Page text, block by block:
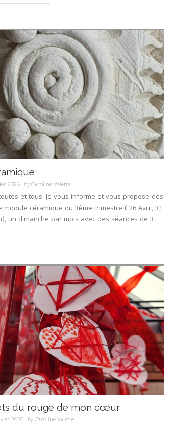
2026 byCaroline Valette
et tous. Je vous informe et vous propose dès
module céramique du 3ème trimestre ( 26 Avril, 31
un dimanche par mois avec des séances de 3
du rouge de mon cœur
2026 byCaroline Valette